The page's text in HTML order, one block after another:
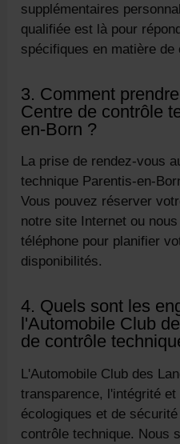
supplémentaires
qualifiée est là pour
spécifiques en matière de
3. Comment
Centre de contrôle
en-Born ?
La prise de rendez-vous
technique Parentis-en-
Vous pouvez réserver
notre site Internet ou
téléphone pour planifier
disponibilités.
4. Quels sont les
l'Automobile Club
de contrôle
L'Automobile Club des
transparence, l'intégrité
écologiques et de
contrôle technique. Nous